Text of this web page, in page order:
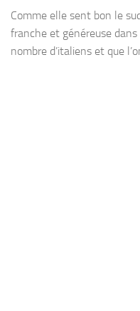
Comme elle sent bon le
franche et généreuse
nombre d’italiens et que